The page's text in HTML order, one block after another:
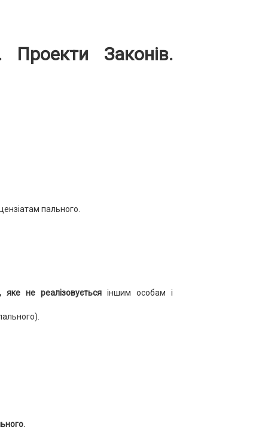
Законів.
пального.
яке не реалізовується іншим особам і